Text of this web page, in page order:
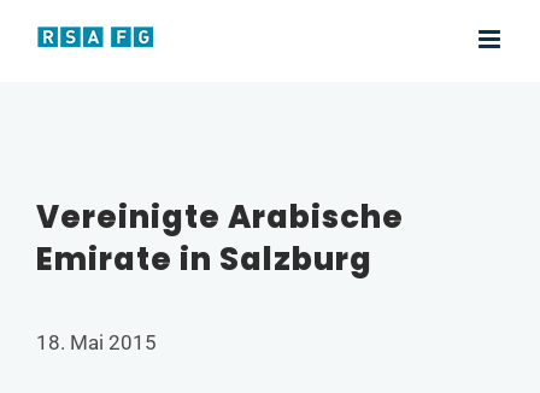
Inhalt
Vereinigte Arabische
Emirate in Salzburg
18. Mai 2015